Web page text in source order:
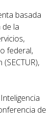
basada
la
federal,
de